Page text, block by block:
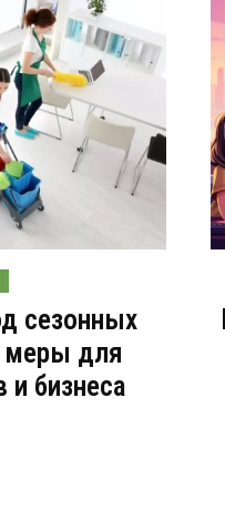
сезонных
меры для
бизнеса